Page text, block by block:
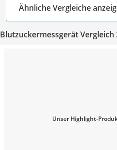
Ähnliche Vergleiche
Blutzuckermessgerät Vergleich
Unser Highlight-